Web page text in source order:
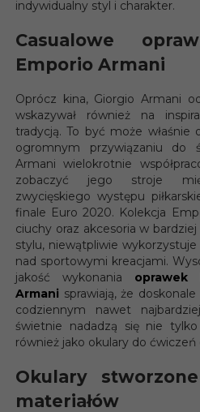
indywidualny styl i charakter.
Casualowe
Emporio Armani
Oprócz kina, Giorgio Armani
wskazywał również na
tradycją. To być może właśnie
ogromnym przywiązaniu do
Armani wielokrotnie
zobaczyć jego stroje
zwycięskiego występu
finale Euro 2020. Kolekcja
ciuchy oraz akcesoria w
stylu, niewątpliwie
nad sportowymi kreacjami.
jakość wykonania oprawek
Armani sprawiają, że
codziennym nawet
świetnie nadadzą się nie
również jako okulary do ćwiczeń
Okulary
materiałów